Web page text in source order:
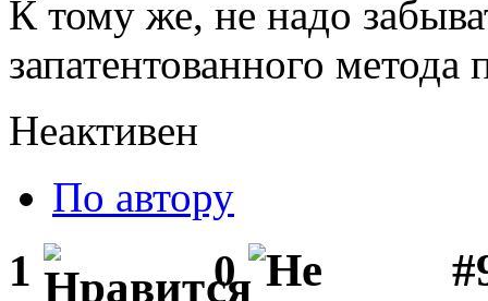
К тому же, не надо
запатентованного
Неактивен
По автору
1 0